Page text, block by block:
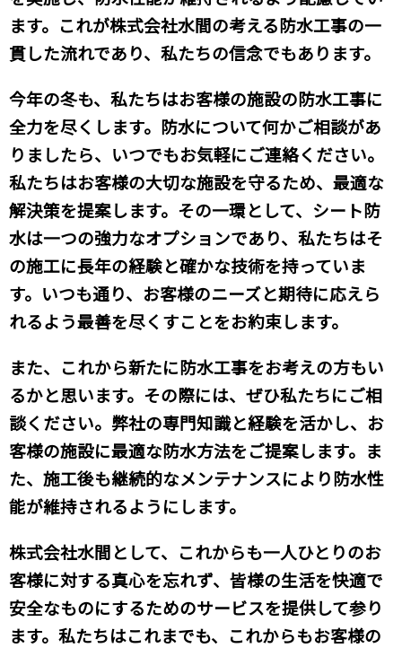
ます。これが株式会社水間の考える防水工事の一
貫した流れであり、私たちの信念でもあります。
今年の冬も、私たちはお客様の施設の防水工事に
全力を尽くします。防水について何かご相談があ
りましたら、いつでもお気軽にご連絡ください。
私たちはお客様の大切な施設を守るため、最適な
解決策を提案します。その一環として、シート防
水は一つの強力なオプションであり、私たちはそ
の施工に長年の経験と確かな技術を持っていま
す。いつも通り、お客様のニーズと期待に応えら
れるよう最善を尽くすことをお約束します。
また、これから新たに防水工事をお考えの方もい
るかと思います。その際には、ぜひ私たちにご相
談ください。弊社の専門知識と経験を活かし、お
客様の施設に最適な防水方法をご提案します。ま
た、施工後も継続的なメンテナンスにより防水性
能が維持されるようにします。
株式会社水間として、これからも一人ひとりのお
客様に対する真心を忘れず、皆様の生活を快適で
安全なものにするためのサービスを提供して参り
ます。私たちはこれまでも、これからもお客様の